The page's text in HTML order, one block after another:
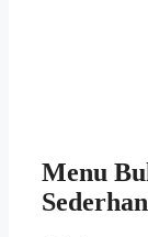
Menu